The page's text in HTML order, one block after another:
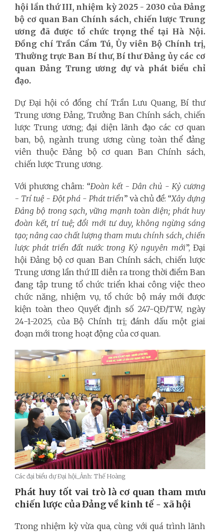
hội lần thứ III, nhiệm kỳ 2025 - 2030 của Đảng
bộ cơ quan Ban Chính sách, chiến lược Trung
ương đã được tổ chức trọng thể tại Hà Nội.
Đồng chí Trần Cẩm Tú, Ủy viên Bộ Chính trị,
Thường trực Ban Bí thư, Bí thư Đảng ủy các cơ
quan Đảng Trung ương dự và phát biểu chỉ
đạo.
Dự Đại hội có đồng chí Trần Lưu Quang, Bí thư
Trung ương Đảng, Trưởng Ban Chính sách, chiến
lược Trung ương; đại diện lãnh đạo các cơ quan
ban, bộ, ngành trung ương cùng toàn thể đảng
viên thuộc Đảng bộ cơ quan Ban Chính sách,
chiến lược Trung ương.
Với phương châm: “Đoàn kết - Dân chủ - Kỷ cương
- Trí tuệ - Đột phá - Phát triển” và chủ đề: “Xây dựng
Đảng bộ trong sạch, vững mạnh toàn diện; phát huy
đoàn kết, trí tuệ; đổi mới tư duy, không ngừng sáng
tạo; nâng cao chất lượng tham mưu chính sách, chiến
lược phát triển đất nước trong Kỷ nguyên mới”, Đại
hội Đảng bộ cơ quan Ban Chính sách, chiến lược
Trung ương lần thứ III diễn ra trong thời điểm Ban
đang tập trung tổ chức triển khai công việc theo
chức năng, nhiệm vụ, tổ chức bộ máy mới được
kiện toàn theo Quyết định số 247-QĐ/TW, ngày
24-1-2025, của Bộ Chính trị; đánh dấu một giai
đoạn mới trong hoạt động của cơ quan.
Các đại biểu dự Đại hội_Ảnh: Thế Hoàng
Phát huy tốt vai trò là cơ quan tham mưu
chiến lược của Đảng về kinh tế - xã hội
Trong nhiệm kỳ vừa qua, cùng với quá trình lãnh